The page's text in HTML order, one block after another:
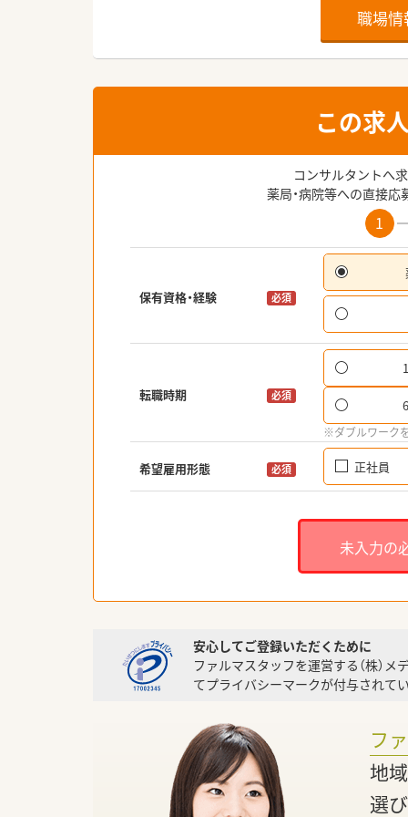
職場情
この求
コンサルタントへ
薬局・病院等への直接
1
保有資格・経験 必須
転職時期 必須
※ダブルワーク
希望雇用形態 必須 正社員
未入力の
安心してご登録いただくために
ファルマスタッフを運営する（株）
てプライバシーマークが付与されて
フ
地
選